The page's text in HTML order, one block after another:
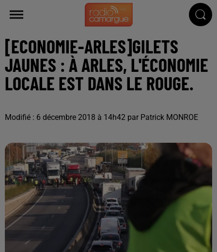
[ECONOMIE-ARLES]GILETS
JAUNES : À ARLES, L'ÉCONOMIE
LOCALE EST DANS LE ROUGE.
Modifié : 6 décembre 2018 à 14h42 par Patrick MONROE